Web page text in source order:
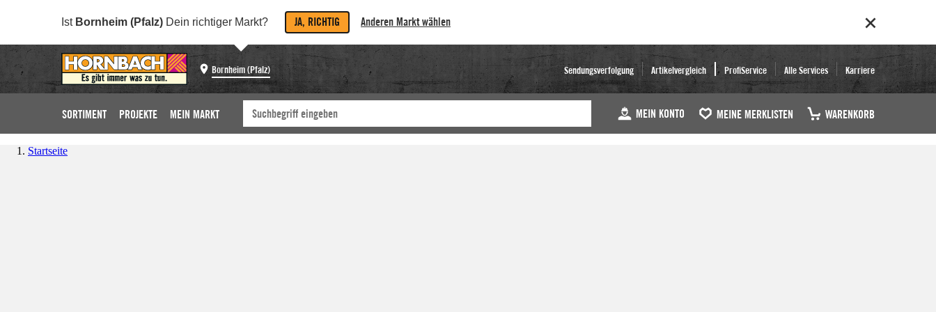
Ist Bornheim (Pfalz) Dein richtiger Markt? JA, RICHTIG Anderen Markt wählen
Bornheim (Pfalz) Sendungsverfolgung Artikelvergleich ProfiService Alle Services Karriere
SORTIMENT PROJEKTE MEIN MARKT MEIN KONTO MEINE MERKLISTEN WARENKORB
Startseite